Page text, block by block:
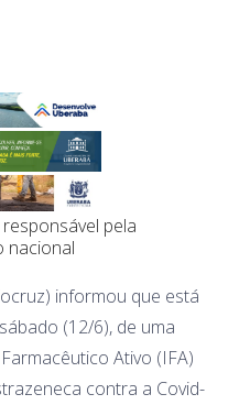
pela
nacional
informou que está
(12/6), de uma
Ativo (IFA)
contra a Covid-